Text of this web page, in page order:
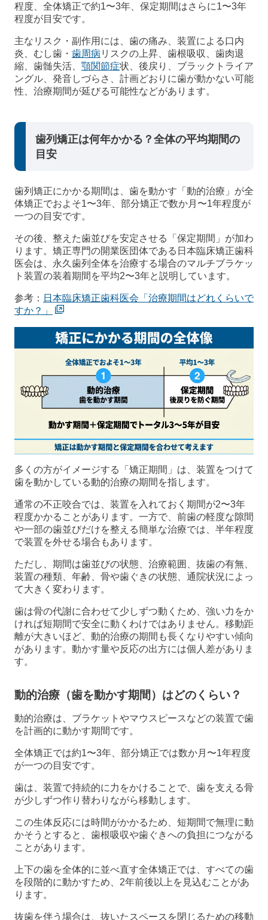
程度、全体矯正で約1〜3年、保定期間はさらに1〜3年
程度が目安です。
主なリスク・副作用には、歯の痛み、装置による口内
炎、むし歯・ 歯周病 リスクの上昇、歯根吸収、歯肉退
縮、歯髄失活、 顎関節症状、後戻り、ブラックトライア
ングル、発音しづらさ、計画どおりに歯が動かない可能
性、治療期間が延びる可能性などがあります。
歯列矯正は何年かかる？全体の平均期間の
目安
歯列矯正にかかる期間は、歯を動かす「動的治療」が全
体矯正でおよそ1〜3年、部分矯正で数か月〜1年程度が
一つの目安です。
その後、整えた歯並びを安定させる「保定期間」が加わ
ります。矯正専門の開業医団体である日本臨床矯正歯科
医会は、永久歯列全体を治療する場合のマルチブラケッ
ト装置の装着期間を平均2〜3年と説明しています。
参考： 日本臨床矯正歯科医会「治療期間はどれくらいで
すか？」
多くの方がイメージする「矯正期間」は、装置をつけて
歯を動かしている動的治療の期間を指します。
通常の不正咬合では、装置を入れておく期間が2〜3年
程度かかることがあります。一方で、前歯の軽度な隙間
や一部の歯並びだけを整える簡単な治療では、半年程度
で装置を外せる場合もあります。
ただし、期間は歯並びの状態、治療範囲、抜歯の有無、
装置の種類、年齢、骨や歯ぐきの状態、通院状況によっ
て大きく変わります。
歯は骨の代謝に合わせて少しずつ動くため、強い力をか
ければ短期間で安全に動くわけではありません。移動距
離が大きいほど、動的治療の期間も長くなりやすい傾向
があります。動かす量や反応の出方には個人差がありま
す。
動的治療（歯を動かす期間）はどのくらい？
動的治療は、ブラケットやマウスピースなどの装置で歯
を計画的に動かす期間です。
全体矯正では約1〜3年、部分矯正では数か月〜1年程度
が一つの目安です。
歯は、装置で持続的に力をかけることで、歯を支える骨
が少しずつ作り替わりながら移動します。
この生体反応には時間がかかるため、短期間で無理に動
かそうとすると、歯根吸収や歯ぐきへの負担につながる
ことがあります。
上下の歯を全体的に並べ直す全体矯正では、すべての歯
を段階的に動かすため、2年前後以上を見込むことがあ
ります。
抜歯を伴う場合は、抜いたスペースを閉じるための移動